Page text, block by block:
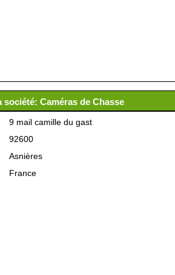
Caméras de Chasse
9 mail camille du gast
92600
Asnières
France